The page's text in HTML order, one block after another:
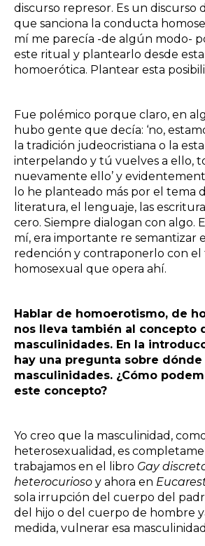
discurso represor. Es un discurso
que sanciona la conducta
mí me parecía -de algún modo-
este ritual y plantearlo desde
homoerótica. Plantear esta
Fue polémico porque claro, en
hubo gente que decía: ‘no,
la tradición judeocristiana o la
interpelando y tú vuelves a ello,
nuevamente ello’ y
lo he planteado más por el tema
literatura, el lenguaje, las
cero. Siempre dialogan con algo.
mí, era importante re semantizar
redención y contraponerlo con el
homosexual que opera ahí.
Hablar de homoerotismo, de
nos lleva también al concepto
masculinidades. En la
hay una pregunta sobre dónde
masculinidades. ¿Cómo
este concepto?
Yo creo que la masculinidad,
heterosexualidad, es
trabajamos en el libro Gay
heterocurioso y ahora en
sola irrupción del cuerpo del
del hijo o del cuerpo de hombre
medida, vulnerar esa